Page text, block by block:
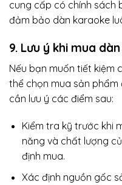
cung cấp có chính sách
đảm bảo dàn karaoke
9. Lưu ý khi mua
Nếu bạn muốn tiết kiệm
thể chọn mua sản phẩm
cần lưu ý các điểm sau:
Kiểm tra kỹ trước khi
năng và chất lượng
định mua.
Xác định nguồn gốc